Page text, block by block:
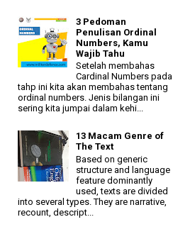
3 Pedoman
Penulisan Ordinal
Numbers, Kamu
Wajib Tahu
Setelah membahas
Cardinal Numbers pada
tahp ini kita akan membahas tentang
ordinal numbers. Jenis bilangan ini
sering kita jumpai dalam kehi...
13 Macam Genre of
The Text
Based on generic
structure and language
feature dominantly
used, texts are divided
into several types. They are narrative,
recount, descript...